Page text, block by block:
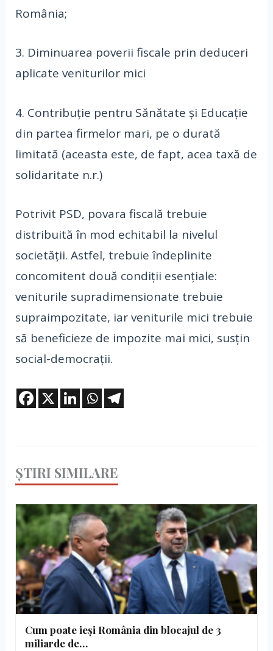
România;
3. Diminuarea poverii fiscale prin deduceri
aplicate veniturilor mici
4. Contribuție pentru Sănătate și Educație
din partea firmelor mari, pe o durată
limitată (aceasta este, de fapt, acea taxă de
solidaritate n.r.)
Potrivit PSD, povara fiscală trebuie
distribuită în mod echitabil la nivelul
societății. Astfel, trebuie îndeplinite
concomitent două condiții esențiale:
veniturile supradimensionate trebuie
supraimpozitate, iar veniturile mici trebuie
să beneficieze de impozite mai mici, susțin
social-democrații.
ȘTIRI SIMILARE
Cum poate ieși România din blocajul de 3
miliarde de…